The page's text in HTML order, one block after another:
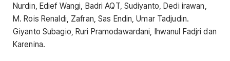
Nurdin, Edief Wangi, Badri AQT, Sudiyanto, Dedi irawan,
M. Rois Renaldi, Zafran, Sas Endin, Umar Tadjudin.
Giyanto Subagio, Ruri Pramodawardani, Ihwanul Fadjri dan
Karenina.